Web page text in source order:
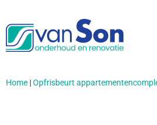
Home |Opfrisbeurt